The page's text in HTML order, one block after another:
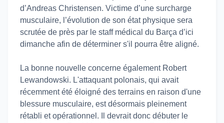
d’Andreas Christensen. Victime d’une surcharge
musculaire, l’évolution de son état physique sera
scrutée de près par le staff médical du Barça d’ici
dimanche afin de déterminer s'il pourra être aligné.
La bonne nouvelle concerne également Robert
Lewandowski. L'attaquant polonais, qui avait
récemment été éloigné des terrains en raison d'une
blessure musculaire, est désormais pleinement
rétabli et opérationnel. Il devrait donc débuter le